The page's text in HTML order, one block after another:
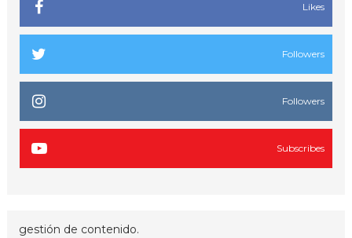
Likes
Followers
Followers
Subscribes
gestión de contenido.